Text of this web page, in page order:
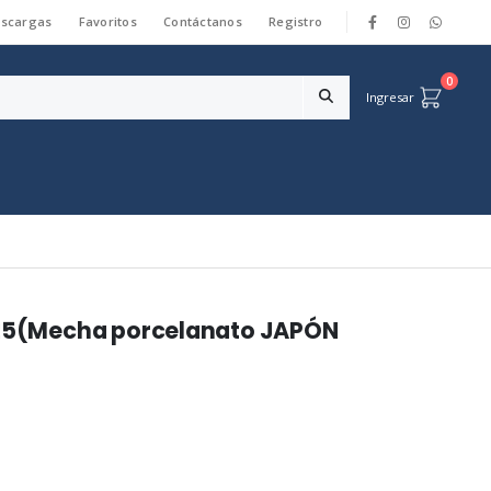
Favoritos Contáctanos Registro
Ingresar
0
porcelanato JAPÓN